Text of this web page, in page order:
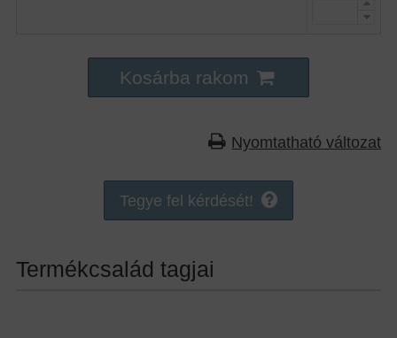
Kosárba rakom
Nyomtatható változat
Tegye fel kérdését!
Termékcsalád tagjai